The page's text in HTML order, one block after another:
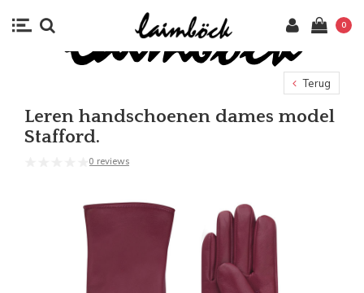
0
Terug
Leren handschoenen dames model
Stafford.
0 reviews